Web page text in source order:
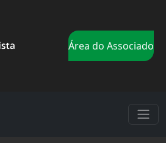
Área do Associado